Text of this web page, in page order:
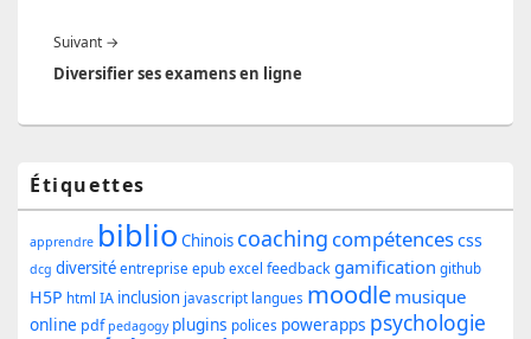
Suivant →
suivant :
Diversifier ses examens en ligne
Zone
principale
de
widget
pour
Étiquettes
apprendre biblio Chinois coaching compétencescss
dcg diversité entreprise epub excel feedbackgamification github
H5P html IA inclusion javascript langues moodle musique
online pdf pedagogy plugins polices powerapps psychologie